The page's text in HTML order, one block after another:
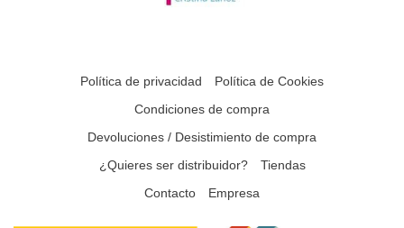
Política de privacidad
Política de Cookies
Condiciones de compra
Devoluciones / Desistimiento de compra
¿Quieres ser distribuidor?
Tiendas
Contacto
Empresa